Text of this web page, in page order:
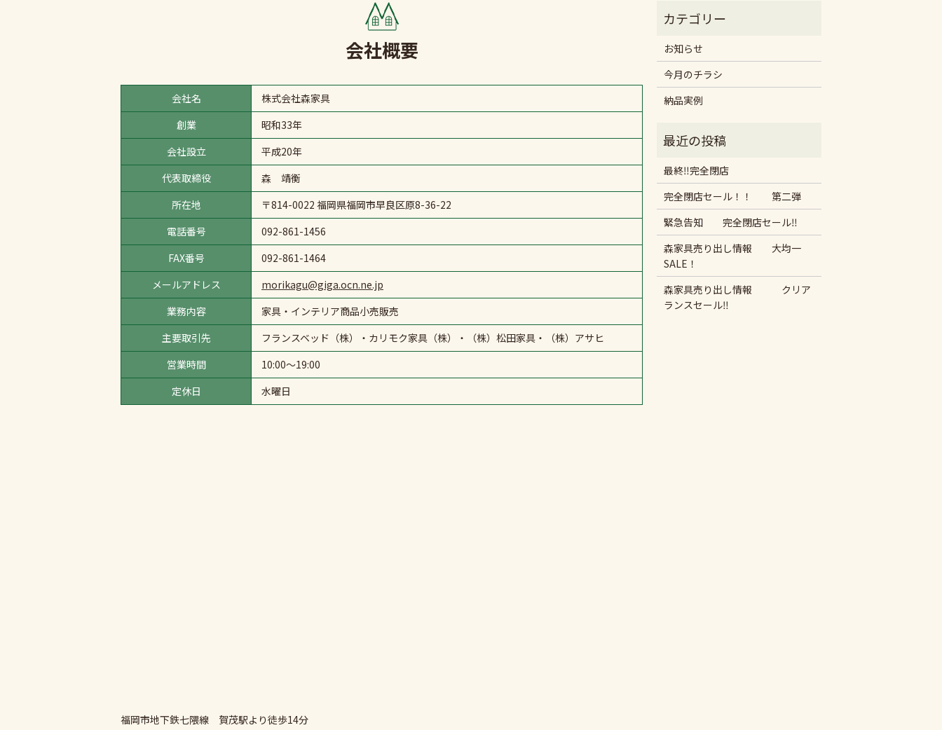
会社概要
会社名
株式会社森家具
創業
昭和33年
会社設立
平成20年
代表取締役
森 靖衡
所在地
〒814-0022 福岡県福岡市早良区原8-36-22
電話番号
092-861-1456
FAX番号
092-861-1464
メールアドレス
morikagu@giga.ocn.ne.jp
業務内容
家具・インテリア商品小売販売
主要取引先
フランスベッド（株）・カリモク家具（株）・（株）松田家具・（株）アサヒ
営業時間
10:00～19:00
定休日
水曜日
福岡市地下鉄七隈線 賀茂駅より徒歩14分
お知らせ
今月のチラシ
納品実例
最終‼︎完全閉店
完全閉店セール！！ 第二弾
緊急告知 完全閉店セール‼︎
森家具売り出し情報 大均一
SALE！
森家具売り出し情報 クリア
ランスセール‼︎